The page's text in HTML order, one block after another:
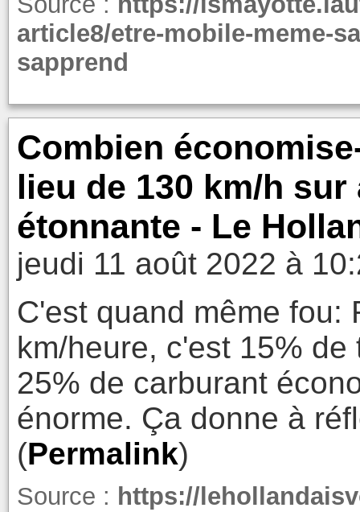
article8/etre-mobile-meme-
sapprend
Combien
lieu de 130 km/h
étonnante - Le
jeudi 11 août 2022 à
C'est quand même fou:
km/heure, c'est 15%
25% de carburant
énorme. Ça donne à
(Permalink)
Source : https://